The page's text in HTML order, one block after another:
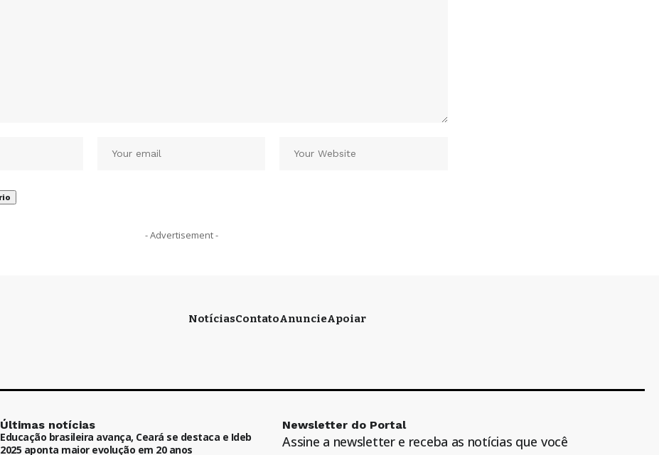
- Advertisement -
NotíciasContatoAnuncieApoiar
Últimas notícias
Educação brasileira avança, Ceará se destaca e Ideb
2025 aponta maior evolução em 20 anos
Newsletter do Portal
Assine a newsletter e receba as notícias que você